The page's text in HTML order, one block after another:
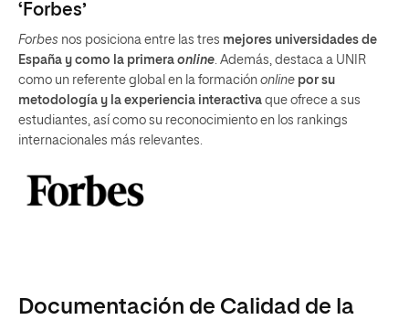
‘Forbes’
Forbes nos posiciona entre las tres mejores universidades de
España y como la primera online. Además, destaca a UNIR
como un referente global en la formación online por su
metodología y la experiencia interactiva que ofrece a sus
estudiantes, así como su reconocimiento en los rankings
internacionales más relevantes.
Documentación de Calidad de la